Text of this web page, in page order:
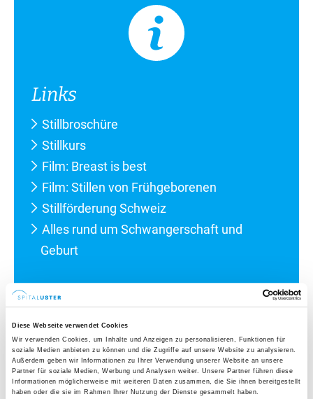
Diese Webseite verwendet Cookies
Wir verwenden Cookies, um Inhalte und Anzeigen zu personalisieren, Funktionen für
soziale Medien anbieten zu können und die Zugriffe auf unsere Website zu analysieren.
Außerdem geben wir Informationen zu Ihrer Verwendung unserer Website an unsere
Partner für soziale Medien, Werbung und Analysen weiter. Unsere Partner führen diese
Informationen möglicherweise mit weiteren Daten zusammen, die Sie ihnen bereitgestellt
haben oder die sie im Rahmen Ihrer Nutzung der Dienste gesammelt haben.
Links
Stillbroschüre
Stillkurs
Film: Breast is best
Film: Stillen von Frühgeborenen
Stillförderung Schweiz
Alles rund um Schwangerschaft und
Geburt
Brusternährungsset erklärt
Mit der sogenannten Zufütterung an der Brust kann
die Stillbeziehung – trotz Herausforderungen –
erhalten und sogar gestärkt werden. Am Spital Uster